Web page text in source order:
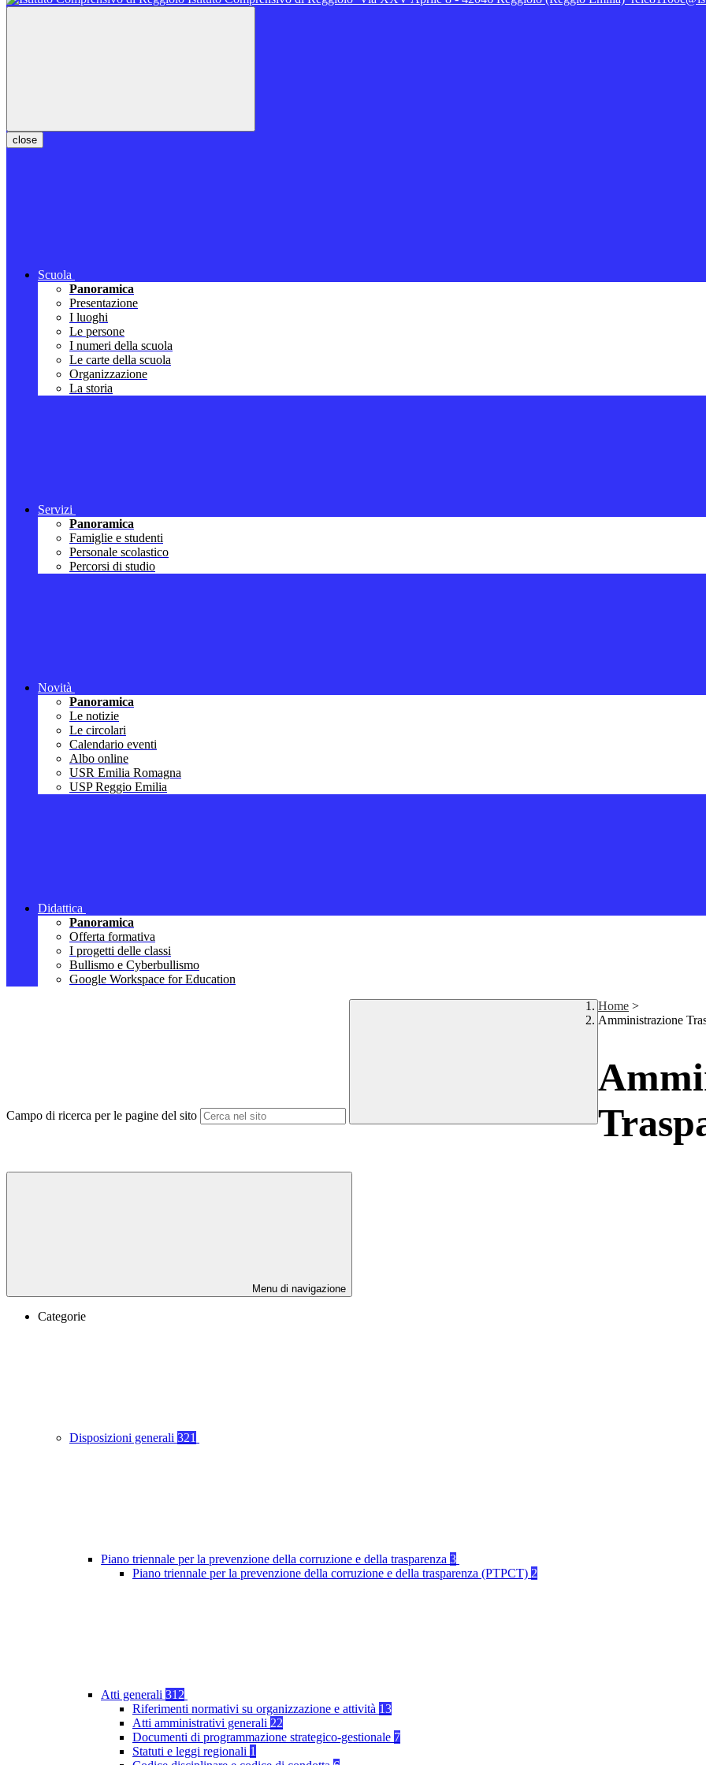
close
Scuola
Panoramica
Presentazione
I luoghi
Le persone
I numeri della scuola
Le carte della scuola
Organizzazione
La storia
Servizi
Panoramica
Famiglie e studenti
Personale scolastico
Percorsi di studio
Novità
Panoramica
Le notizie
Le circolari
Calendario eventi
Albo online
USR Emilia Romagna
USP Reggio Emilia
Didattica
Panoramica
Offerta formativa
I progetti delle classi
Bullismo e Cyberbullismo
Google Workspace for Education
Campo di ricerca per le pagine del sito
Home >
Amministrazione
Menu di navigazione
Categorie
Disposizioni generali 321
Piano triennale per la prevenzione della corruzione e della trasparenza 3
Piano triennale per la prevenzione della corruzione e della trasparenza (PTPCT) 2
Atti generali 312
Riferimenti normativi su organizzazione e attività 13
Atti amministrativi generali 22
Documenti di programmazione strategico-gestionale 7
Statuti e leggi regionali 1